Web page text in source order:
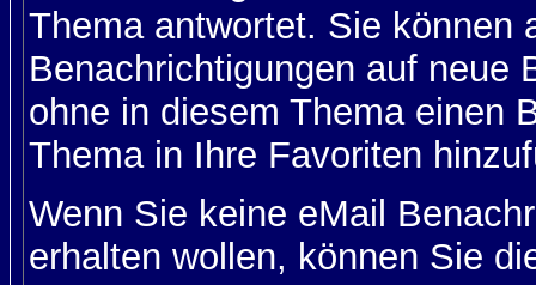
Thema antwortet. Sie können
Benachrichtigungen auf neue
ohne in diesem Thema einen
Thema in Ihre Favoriten
Wenn Sie keine eMail
erhalten wollen, können Sie